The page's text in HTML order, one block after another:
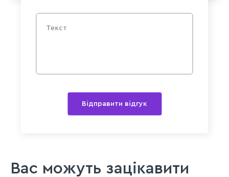
Відправити відгук
Вас можуть зацікавити